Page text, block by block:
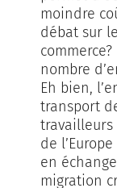
moindre
débat sur
nombre
Eh bien,
transport
travailleurs
de
en
migration